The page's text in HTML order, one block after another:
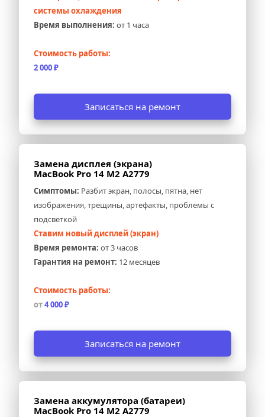
системы охлаждения
Время выполнения: от 1 часа
Стоимость работы:
2 000 ₽
Записаться на ремонт
Замена дисплея (экрана)
MacBook Pro 14 M2 A2779
Симптомы: Разбит экран, полосы, пятна, нет
изображения, трещины, артефакты, проблемы с
подсветкой
Ставим новый дисплей (экран)
Время ремонта: от 3 часов
Гарантия на ремонт: 12 месяцев
Стоимость работы:
от 4 000 ₽
Записаться на ремонт
Замена аккумулятора (батареи)
MacBook Pro 14 M2 A2779